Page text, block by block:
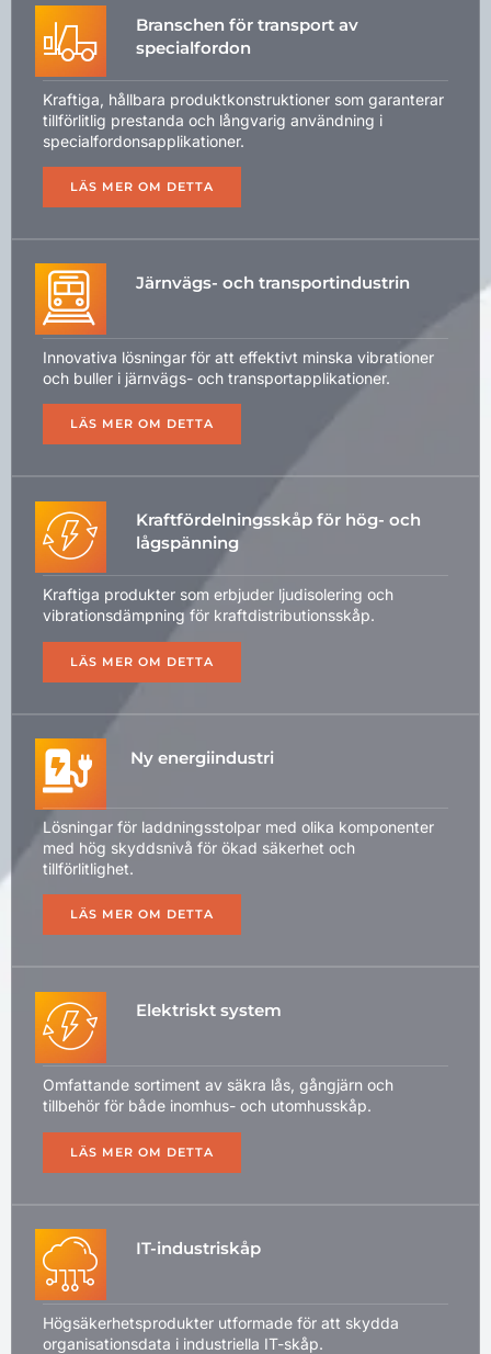
Branschen för transport av
specialfordon
Kraftiga, hållbara produktkonstruktioner som garanterar
tillförlitlig prestanda och långvarig användning i
specialfordonsapplikationer.
LÄS MER OM DETTA
Järnvägs- och transportindustrin
Innovativa lösningar för att effektivt minska vibrationer
och buller i järnvägs- och transportapplikationer.
LÄS MER OM DETTA
Kraftfördelningsskåp för hög- och
lågspänning
Kraftiga produkter som erbjuder ljudisolering och
vibrationsdämpning för kraftdistributionsskåp.
LÄS MER OM DETTA
Ny energiindustri
Lösningar för laddningsstolpar med olika komponenter
med hög skyddsnivå för ökad säkerhet och
tillförlitlighet.
LÄS MER OM DETTA
Elektriskt system
Omfattande sortiment av säkra lås, gångjärn och
tillbehör för både inomhus- och utomhusskåp.
LÄS MER OM DETTA
IT-industriskåp
Högsäkerhetsprodukter utformade för att skydda
organisationsdata i industriella IT-skåp.